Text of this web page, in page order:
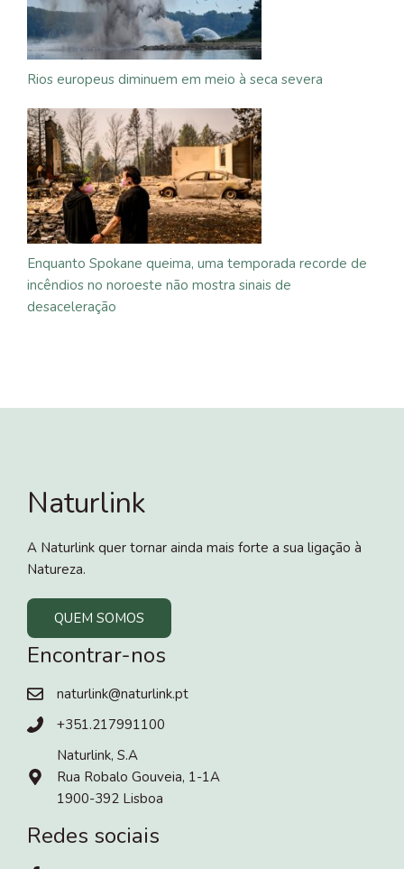
Rios europeus diminuem em meio à seca severa
Enquanto Spokane queima, uma temporada recorde de
incêndios no noroeste não mostra sinais de
desaceleração
Naturlink
A Naturlink quer tornar ainda mais forte a sua ligação à
Natureza.
QUEM SOMOS
Encontrar-nos
naturlink@naturlink.pt
+351.217991100
Naturlink, S.A
Rua Robalo Gouveia, 1-1A
1900-392 Lisboa
Redes sociais